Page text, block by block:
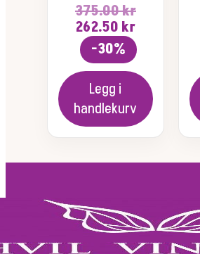
375.00kr
Opprinnelig
pris
var:
375.00 kr.
262.50 krNåværende
pris
er:
262.50 kr.
-30%
Legg i
handlekurv